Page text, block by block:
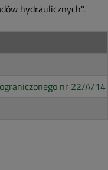
hydraulicznych".
nr 22/A/14